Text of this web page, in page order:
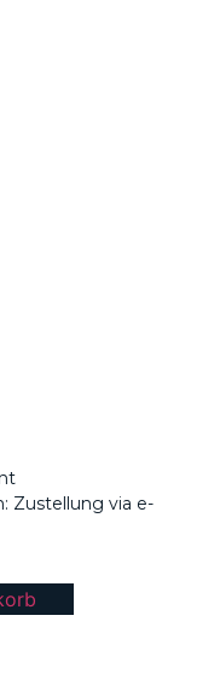
Zustellung via e-